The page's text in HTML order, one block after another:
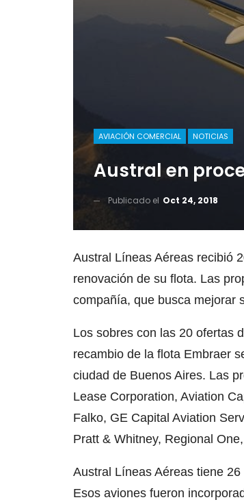
AVIACIÓN COMERCIAL NOTICIAS
Austral en
Publicado el Oct 24, 2018
Austral Líneas Aéreas recibió
renovación de su flota. Las
compañía, que busca mejorar
Los sobres con las 20 ofertas
recambio de la flota Embraer
ciudad de Buenos Aires. Las
Lease Corporation, Aviation
Falko, GE Capital Aviation
Pratt & Whitney, Regional
Austral Líneas Aéreas tiene
Esos aviones fueron